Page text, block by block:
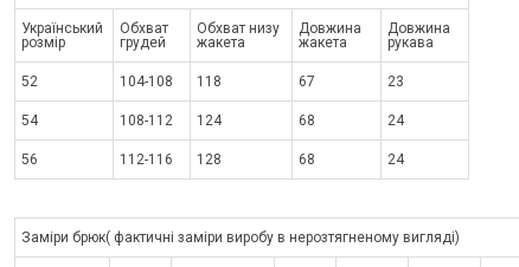
Український
розмір
Обхват
грудей
Обхват низу
жакета
Довжина
жакета
Довжина
рукава
52 104-108 118 67 23
54 108-112 124 68 24
56 112-116 128 68 24
Заміри брюк( фактичні заміри виробу в нерозтягненому вигляді)